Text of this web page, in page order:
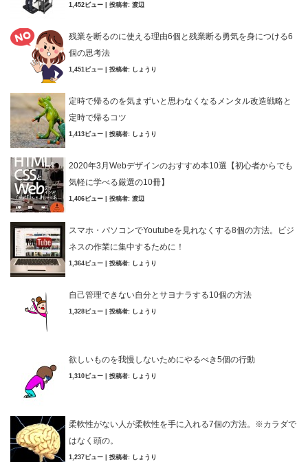
1,452ビュー 投稿者: 渡辺
残業を断るのに使える理由6個と残業断る勇気を身につける6
個の思考法
1,451ビュー 投稿者: しょうり
定時で帰るのを気まずいと思わなくなるメンタル改造戦略と
定時で帰るコツ
1,413ビュー 投稿者: しょうり
2020年3月Webデザインのおすすめ本10選【初心者からでも
気軽に学べる厳選の10冊】
1,406ビュー 投稿者: 渡辺
スマホ・パソコンでYoutubeを見れなくする8個の方法。ビジ
ネスの作業に集中するために！
1,364ビュー 投稿者: しょうり
自己管理できない自分とサヨナラする10個の方法
1,328ビュー 投稿者: しょうり
欲しいものを我慢しないためにやるべき5個の行動
1,310ビュー 投稿者: しょうり
柔軟性がない人が柔軟性を手に入れる7個の方法。※カラダで
はなく頭の。
1,237ビュー 投稿者: しょうり